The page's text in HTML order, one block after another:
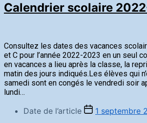
Calendrier scolaire
Consultez les dates des vacances
et C pour l’année 2022-2023 en un seul
en vacances a lieu après la classe, la
matin des jours indiqués.Les élèves qui
samedi sont en congés le vendredi soir
lundi…
Date de l’article 1 septembre